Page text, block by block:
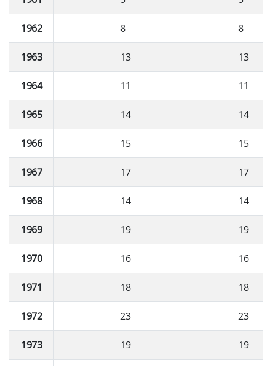
1962 8 8
1963 13 13
1964 11 11
1965 14 14
1966 15 15
1967 17 17
1968 14 14
1969 19 19
1970 16 16
1971 18 18
1972 23 23
1973 19 19